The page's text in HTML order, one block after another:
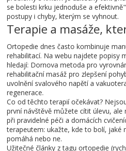
se bolesti krku jednoduše a
postupy i chyby, kterým se vyhnout.
Terapie a masáže,
Ortopedie dnes často kombinuje
rehabilitací. Na webu najdete popisy
hledají: Dornova metoda pro
rehabilitační masáž pro zlepšení
uvolnění svalového napětí a
regenerace.
Co od těchto terapií očekávat?
první návštěvě můžete cítit úlevu, ale
při pravidelné péči a domácích
terapeutem: ukažte, kde to bolí, jaké
pomáhá nebo ne.
Užitečné články z tagu ortopedie